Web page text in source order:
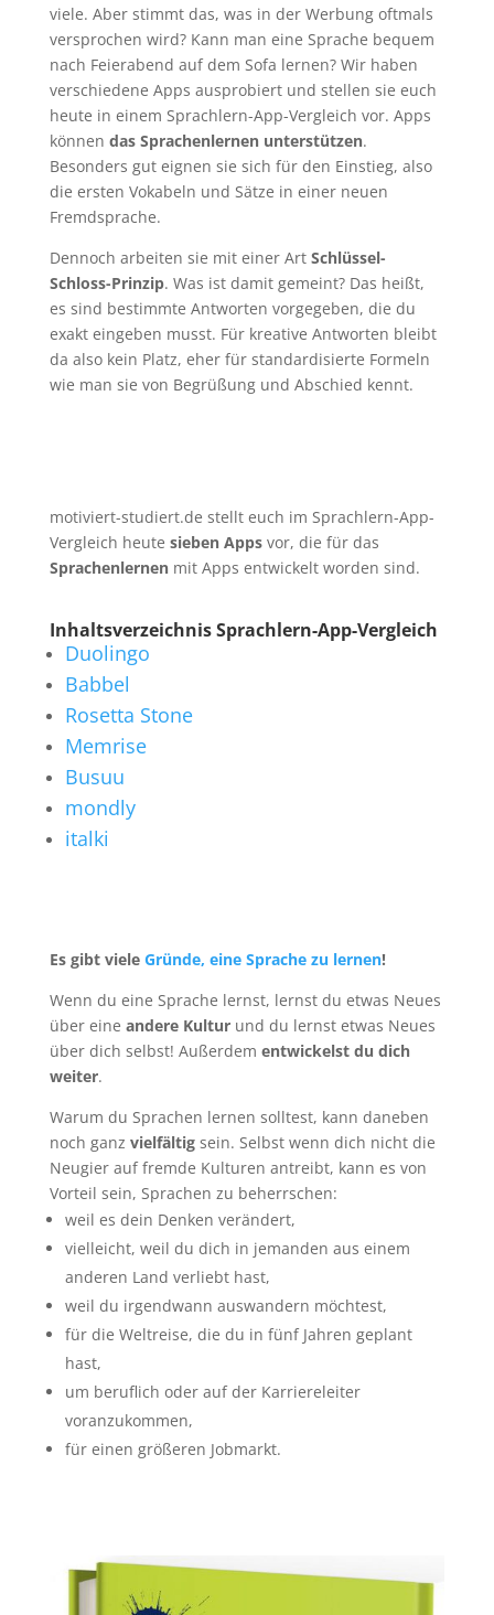
viele. Aber stimmt das, was in der Werbung oftmals
versprochen wird? Kann man eine Sprache bequem
nach Feierabend auf dem Sofa lernen? Wir haben
verschiedene Apps ausprobiert und stellen sie euch
heute in einem Sprachlern-App-Vergleich vor. Apps
können das Sprachenlernen unterstützen.
Besonders gut eignen sie sich für den Einstieg, also
die ersten Vokabeln und Sätze in einer neuen
Fremdsprache.
Dennoch arbeiten sie mit einer Art Schlüssel-
Schloss-Prinzip. Was ist damit gemeint? Das heißt,
es sind bestimmte Antworten vorgegeben, die du
exakt eingeben musst. Für kreative Antworten bleibt
da also kein Platz, eher für standardisierte Formeln
wie man sie von Begrüßung und Abschied kennt.
motiviert-studiert.de stellt euch im Sprachlern-App-
Vergleich heute sieben Apps vor, die für das
Sprachenlernen mit Apps entwickelt worden sind.
Inhaltsverzeichnis Sprachlern-App-Vergleich
Duolingo
Babbel
Rosetta Stone
Memrise
Busuu
mondly
italki
Es gibt viele Gründe, eine Sprache zu lernen!
Wenn du eine Sprache lernst, lernst du etwas Neues
über eine andere Kulturund du lernst etwas Neues
über dich selbst! Außerdem entwickelst du dich
weiter.
Warum du Sprachen lernen solltest, kann daneben
noch ganz vielfältig sein. Selbst wenn dich nicht die
Neugier auf fremde Kulturen antreibt, kann es von
Vorteil sein, Sprachen zu beherrschen:
weil es dein Denken verändert,
vielleicht, weil du dich in jemanden aus einem
anderen Land verliebt hast,
weil du irgendwann auswandern möchtest,
für die Weltreise, die du in fünf Jahren geplant
hast,
um beruflich oder auf der Karriereleiter
voranzukommen,
für einen größeren Jobmarkt.